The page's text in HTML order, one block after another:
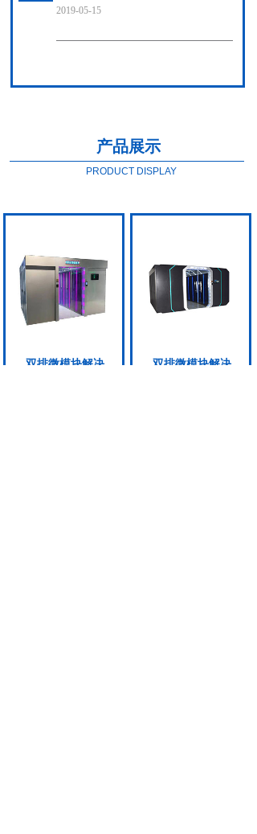
2019-05-15
产品展示
PRODUCT DISPLAY
双排微模块解决
双排微模块解决